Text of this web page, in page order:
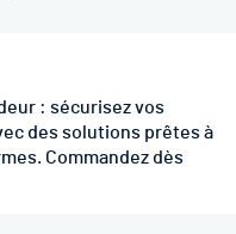
: sécurisez vos
des solutions prêtes à
Commandez dès